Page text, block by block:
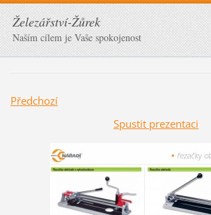
Železářství-Žůrek
Naším cílem je Vaše spokojenost
Předchozí
Spustit prezentaci